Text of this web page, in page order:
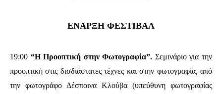
ΕΝΑΡΞΗ ΦΕΣΤΙΒΑΛ
19:00 “Η Προοπτική στην Φωτογραφία”. Σεμινάριο για την
προοπτική στις δισδιάστατες τέχνες και στην φωτογραφία, από
την φωτογράφο Δέσποινα Κλούβα (υπεύθυνη φωτογραφίας